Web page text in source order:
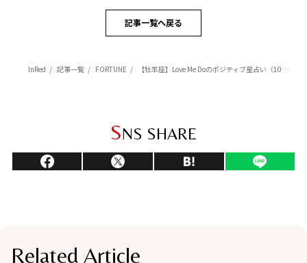
記事一覧へ戻る
InRed 記事一覧 FORTUNE 【牡羊座】Love Me Doのポジティブ星占い（10月1日～10月15日の運勢）
SNS SHARE
Related Article